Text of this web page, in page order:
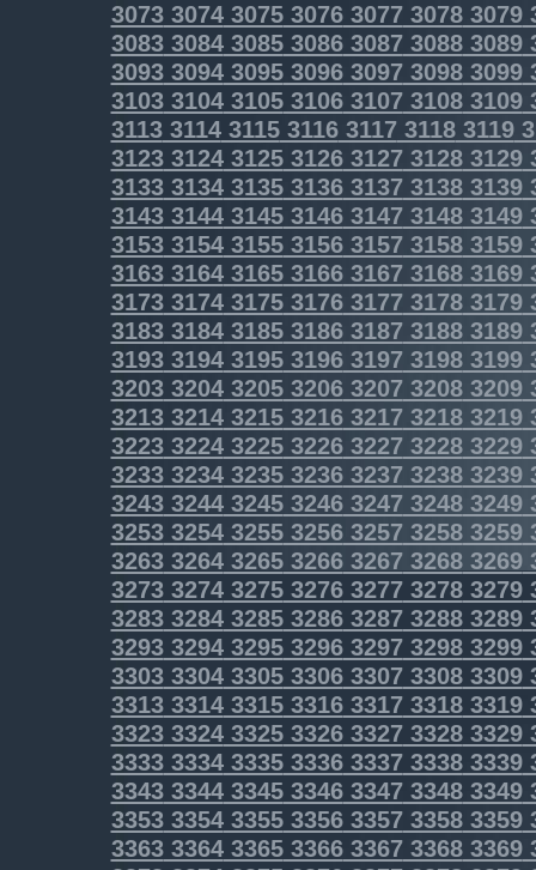
3073307430753076307730783079
3083308430853086308730883089
3093309430953096309730983099
3103310431053106310731083109
3113311431153116311731183119
3123312431253126312731283129
3133313431353136313731383139
3143314431453146314731483149
31533154315531563157 31583159
31633164316531663167 31683169
3173317431753176317731783179
31833184318531863187 31883189
31933194319531963197 31983199
32033204320532063207 32083209
32133214321532163217 32183219
32233224322532263227 32283229
32333234323532363237 32383239
32433244324532463247 32483249
32533254325532563257 32583259
32633264326532663267 32683269
3273327432753276327732783279
3283328432853286328732883289
3293329432953296329732983299
3303330433053306330733083309
3313331433153316331733183319
3323332433253326332733283329
3333333433353336333733383339
3343334433453346334733483349
3353335433553356335733583359
3363336433653366336733683369